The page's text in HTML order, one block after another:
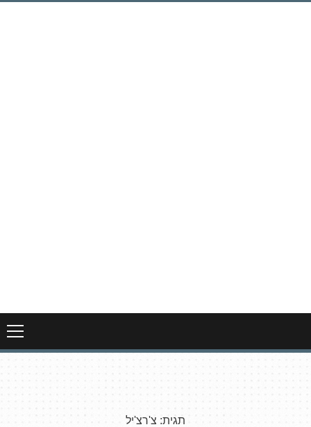
לדלג
תגית: צ'רצ'יל